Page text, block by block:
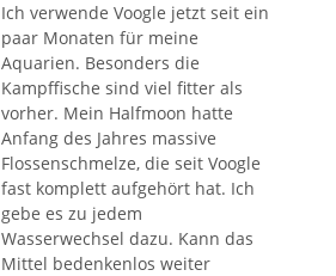
Ich verwende Voogle jetzt seit ein
paar Monaten für meine
Aquarien. Besonders die
Kampffische sind viel fitter als
vorher. Mein Halfmoon hatte
Anfang des Jahres massive
Flossenschmelze, die seit Voogle
fast komplett aufgehört hat. Ich
gebe es zu jedem
Wasserwechsel dazu. Kann das
Mittel bedenkenlos weiter